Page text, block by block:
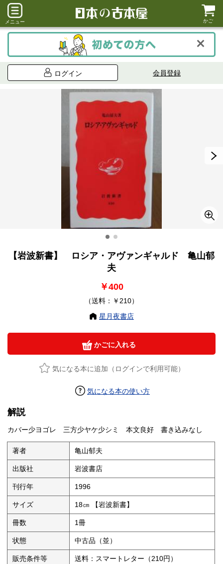
メニュー かご
ログイン 会員登録
【岩波新書】 ロシア・アヴァンギャルド 亀山郁
夫
￥400
（送料：￥210）
星月夜書店
かごに入れる
気になる本に追加（ログインで利用可能）
気になる本の使い方
解説
カバー少ヨゴレ 三方少ヤケ少シミ 本文良好 書き込みなし
著者 亀山郁夫
出版社 岩波書店
刊行年 1996
サイズ 18㎝ 【岩波新書】
冊数 1冊
状態 中古品（並）
販売条件等 送料：スマートレター（210円）